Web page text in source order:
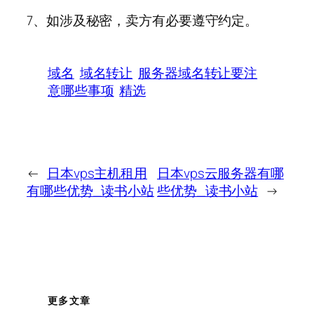
7、如涉及秘密，卖方有必要遵守约定。
域名 域名转让 服务器域名转让要注
意哪些事项 精选
←
日本vps主机租用
有哪些优势_读书小站
日本vps云服务器有哪
些优势_读书小站 →
更多文章